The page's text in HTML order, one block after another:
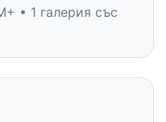
• 1 галерия със